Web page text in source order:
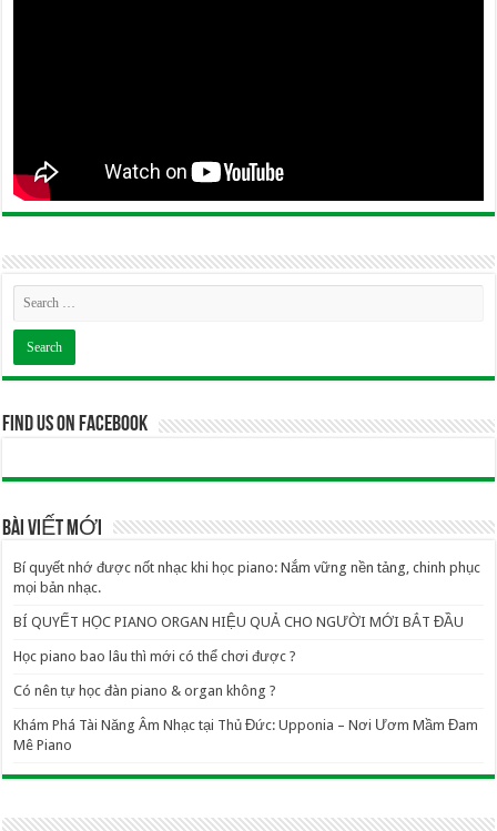
Find us on Facebook
BÀI VIẾT MỚI
Bí quyết nhớ được nốt nhạc khi học piano: Nắm vững nền tảng, chinh phục
mọi bản nhạc.
BÍ QUYẾT HỌC PIANO ORGAN HIỆU QUẢ CHO NGƯỜI MỚI BẮT ĐẦU
Học piano bao lâu thì mới có thể chơi được ?
Có nên tự học đàn piano & organ không ?
Khám Phá Tài Năng Âm Nhạc tại Thủ Đức: Upponia – Nơi Ươm Mầm Đam
Mê Piano